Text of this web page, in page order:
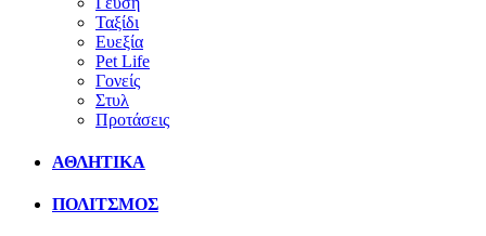
Ταξίδι
Ευεξία
Pet Life
Γονείς
Στυλ
Προτάσεις
ΑΘΛΗΤΙΚΑ
ΠΟΛΙΤΣΜΟΣ